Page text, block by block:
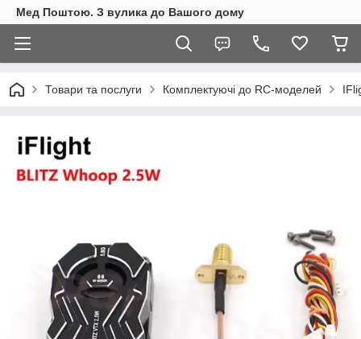
Мед Поштою. З вулика до Вашого дому
Товари та послуги Комплектуючі до RC-моделей